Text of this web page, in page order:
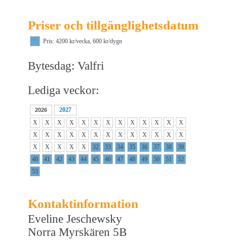
Priser och tillgänglighetsdatum
Pris: 4200 kr/vecka, 600 kr/dygn
Bytesdag: Valfri
Lediga veckor:
2026
2027
X
X X X X X X X X X X X
X
X
X X X X X X X X X X X
X
X
X X X X 32 33 34 35 36 37 38
39
40
41 42 43 44 45 46 47 48 49 50 51
52
53
Kontaktinformation
Eveline Jeschewsky
Norra Myrskären 5B